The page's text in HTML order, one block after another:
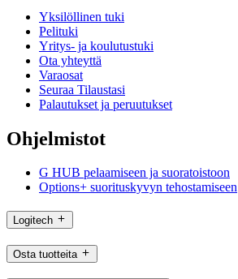
Yksilöllinen tuki
Pelituki
Yritys- ja koulutustuki
Ota yhteyttä
Varaosat
Seuraa Tilaustasi
Palautukset ja peruutukset
Ohjelmistot
G HUB pelaamiseen ja suoratoistoon
Options+ suorituskyvyn tehostamiseen
Logitech
Osta tuotteita